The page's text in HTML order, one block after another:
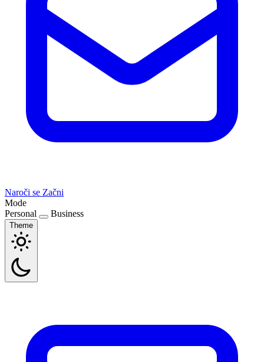
Naroči se Začni
Mode
Personal
Business
Theme